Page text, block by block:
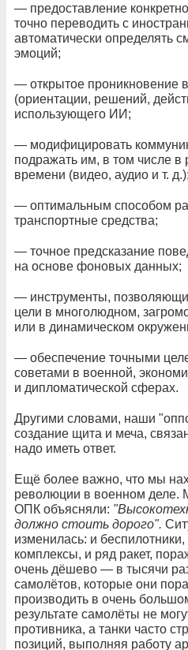
— предоставление
точно переводить с
автоматически определять
эмоций;
— открытое проникновение
(ориентации, решений,
использующего ИИ;
— модифицировать
подражать им, в том числе в
времени (видео, аудио и т. д.);
— оптимальным способом
транспортные средства;
— точное предсказание
на основе фоновых данных;
— инструменты,
цели в многолюдном,
или в динамическом
— обеспечение точными
советами в военной,
и дипломатической сферах.
Другими словами, наши
создание щита и меча,
надо иметь ответ.
Ещё более важно, что мы
революции в военном деле.
ОПК объясняли:
должно стоить дорого".
изменилась: и
комплексы, и ряд ракет,
очень дёшево — в тысячи
самолётов, которые они
производить в очень
результате самолёты не
противника, а танки часто
позиций, выполняя работу